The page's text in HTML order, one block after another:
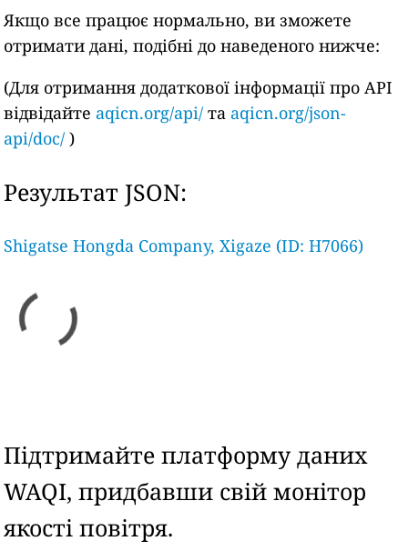
Якщо все працює нормально, ви зможете
отримати дані, подібні до наведеного нижче:
(Для отримання додаткової інформації про API
відвідайте aqicn.org/api/ та aqicn.org/json-
api/doc/ )
Результат JSON:
Shigatse Hongda Company, Xigaze (ID: H7066)
Підтримайте платформу даних
WAQI, придбавши свій монітор
якості повітря.